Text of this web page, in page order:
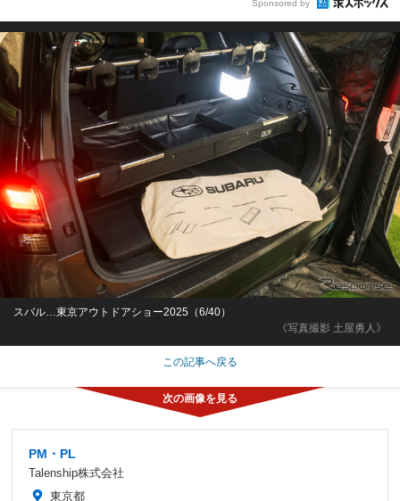
Sponsored by
《写真撮影 土屋勇人》
スバル…東京アウトドアショー2025（6/40）
この記事へ戻る
PM・PL
Talenship株式会社
東京都